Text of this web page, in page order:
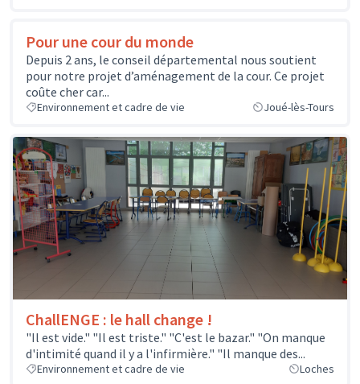
Pour une cour du monde
Depuis 2 ans, le conseil départemental nous soutient
pour notre projet d’aménagement de la cour. Ce projet
coûte cher car...
Environnement et cadre de vie Joué-lès-Tours
ChallENGE : le hall change !
"Il est vide." "Il est triste." "C'est le bazar." "On manque
d'intimité quand il y a l'infirmière." "Il manque des...
Environnement et cadre de vie Loches